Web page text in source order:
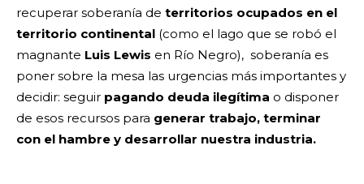
recuperar soberanía de territorios ocupados en el
territorio continental (como el lago que se robó el
magnante Luis Lewis en Río Negro), soberanía es
poner sobre la mesa las urgencias más importantes y
decidir: seguir pagando deuda ilegítima o disponer
de esos recursos para generar trabajo, terminar
con el hambre y desarrollar nuestra industria.